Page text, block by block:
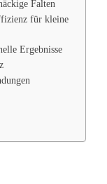
Falten
für kleine
Ergebnisse